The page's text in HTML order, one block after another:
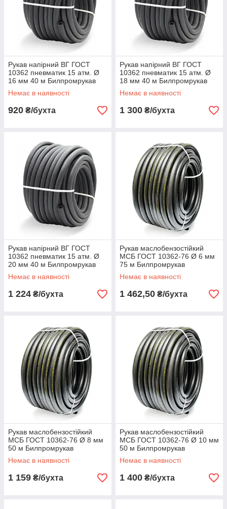
Рукав напірний ВГ ГОСТ
10362 пневматик 15 атм. Ø
16 мм 40 м Билпромрукав
Немає в наявності
920 ₴/бухта
Рукав напірний ВГ ГОСТ
10362 пневматик 15 атм. Ø
18 мм 40 м Билпромрукав
Немає в наявності
1 300 ₴/бухта
Рукав напірний ВГ ГОСТ
10362 пневматик 15 атм. Ø
20 мм 40 м Билпромрукав
Немає в наявності
1 224 ₴/бухта
Рукав маслобензостійкий
МСБ ГОСТ 10362-76 Ø 6 мм
75 м Билпромрукав
Немає в наявності
1 462,50 ₴/бухта
Рукав маслобензостійкий
МСБ ГОСТ 10362-76 Ø 8 мм
50 м Билпромрукав
Немає в наявності
1 159 ₴/бухта
Рукав маслобензостійкий
МСБ ГОСТ 10362-76 Ø 10 мм
50 м Билпромрукав
Немає в наявності
1 400 ₴/бухта